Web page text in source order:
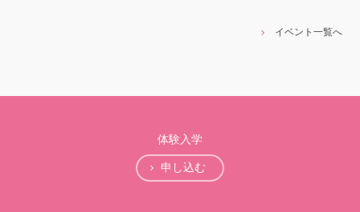
イベント一覧へ
体験入学
申し込む